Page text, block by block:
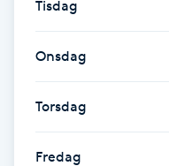
Fransförlängning Volym
Fransk manikyr
Fransrengöring
Tisdag
Onsdag
Torsdag
Fredag